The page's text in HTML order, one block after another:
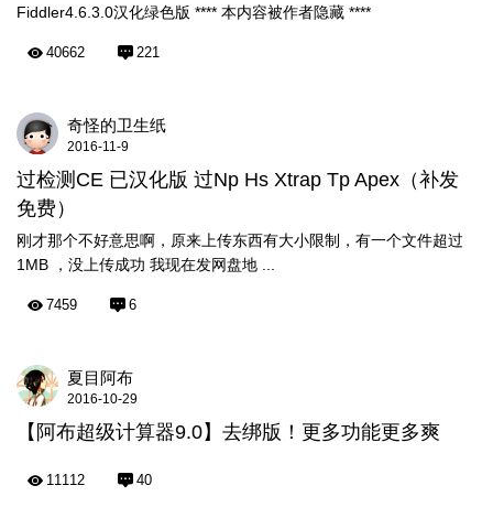
Fiddler4.6.3.0汉化绿色版 **** 本内容被作者隐藏 ****
40662 221
奇怪的卫生纸
2016-11-9
过检测CE 已汉化版 过Np Hs Xtrap Tp Apex（补发
免费）
刚才那个不好意思啊，原来上传东西有大小限制，有一个文件超过
1MB ，没上传成功 我现在发网盘地 ...
7459 6
夏目阿布
2016-10-29
【阿布超级计算器9.0】去绑版！更多功能更多爽
11112 40